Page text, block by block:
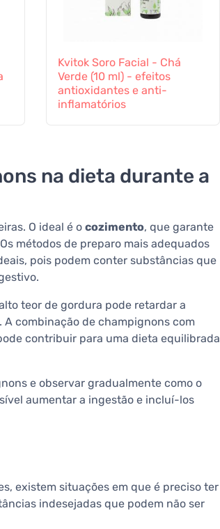
Kvitok Soro Facial - Chá
Verde (10 ml) - efeitos
antioxidantes e anti-
inflamatórios
na dieta durante a
O ideal é o cozimento, que garante
métodos de preparo mais adequados
pois podem conter substâncias que
teor de gordura pode retardar a
combinação de champignons com
contribuir para uma dieta equilibrada
e observar gradualmente como o
aumentar a ingestão e incluí-los
existem situações em que é preciso ter
indesejadas que podem não ser